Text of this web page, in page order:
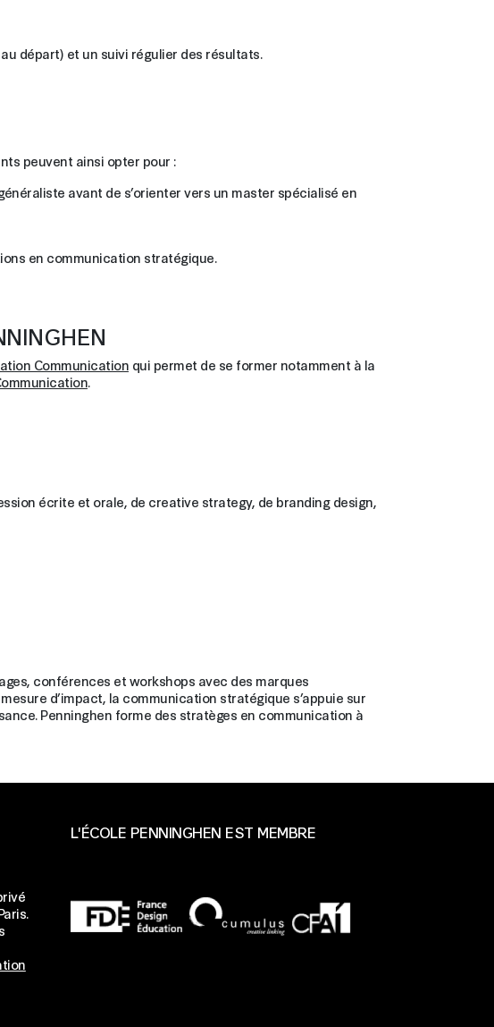
départ) et un suivi régulier des résultats.
peuvent ainsi opter pour :
avant de s’orienter vers un master spécialisé en
en communication stratégique.
Communication qui permet de se former notamment à la
.
écrite et orale, de creative strategy, de branding design,
conférences et workshops avec des marques
d’impact, la communication stratégique s’appuie sur
Penninghen forme des stratèges en communication à
L'ÉCOLE PENNINGHEN EST MEMBRE